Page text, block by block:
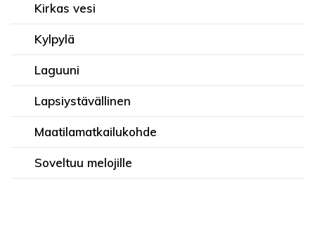
Kirkas vesi
Kylpylä
Laguuni
Lapsiystävällinen
Maatilamatkailukohde
Soveltuu melojille